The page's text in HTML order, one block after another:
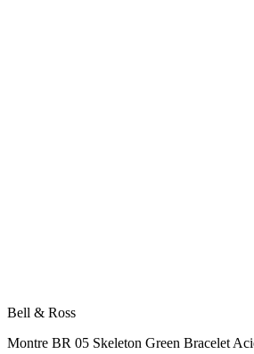
Bell & Ross
Montre BR 05 Skeleton Green Bracelet